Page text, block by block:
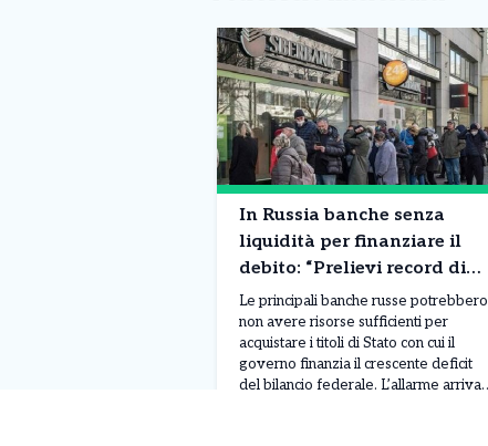
In Russia banche senza
liquidità per finanziare il
debito: “Prelievi record di
contanti”. Cosa sta
succedendo
Le principali banche russe potrebbero
non avere risorse sufficienti per
acquistare i titoli di Stato con cui il
governo finanzia il crescente deficit
del bilancio federale. L’allarme arriva